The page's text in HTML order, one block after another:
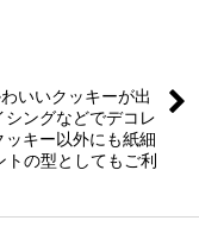
いいクッキーが出
ングなどでデコレ
キー以外にも紙細
の型としてもご利